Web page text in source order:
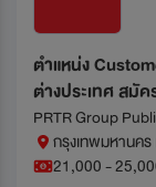
ตำแหน่ง
ต่างประเทศ สมัค
PRTR Group
กรุงเทพมหานคร
21,000 -